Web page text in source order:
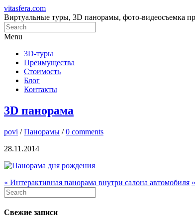
vitasfera.com
Виртуальные туры, 3D панорамы, фото-видеосъемка
Menu
3D-туры
Преимущества
Стоимость
Блог
Контакты
3D панорама
povi / Панорамы / 0 comments
28.11.2014
« Интерактивная панорама внутри салона автомобиля »
Свежие записи